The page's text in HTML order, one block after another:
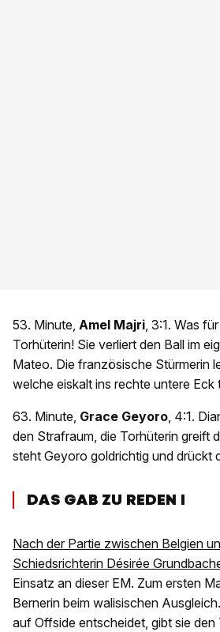
53. Minute, Amel Majri, 3:1. Was
Torhüterin! Sie verliert den Ball im
Mateo. Die französische Stürmerin
welche eiskalt ins rechte untere Eck
63. Minute, Grace Geyoro, 4:1.
den Strafraum, die Torhüterin greift
steht Geyoro goldrichtig und drückt
DAS GAB ZU REDEN I
Nach der Partie zwischen Belgien
Schiedsrichterin Désirée
Einsatz an dieser EM. Zum ersten
Bernerin beim walisischen
auf Offside entscheidet, gibt sie